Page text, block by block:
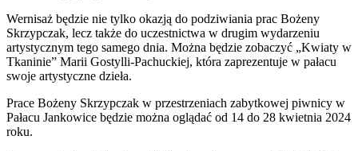
Wernisaż będzie nie tylko okazją do podziwiania prac Bożeny
Skrzypczak, lecz także do uczestnictwa w drugim wydarzeniu
artystycznym tego samego dnia. Można będzie zobaczyć „Kwiaty w
Tkaninie” Marii Gostylli-Pachuckiej, która zaprezentuje w pałacu
swoje artystyczne dzieła.
Prace Bożeny Skrzypczak w przestrzeniach zabytkowej piwnicy w
Pałacu Jankowice będzie można oglądać od 14 do 28 kwietnia 2024
roku.